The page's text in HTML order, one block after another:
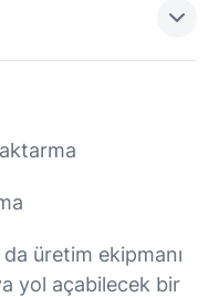
aktarma
üretim ekipmanı
yol açabilecek bir